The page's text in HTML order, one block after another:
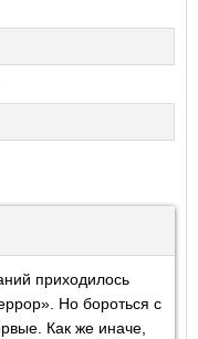
приходилось
Но бороться с
Как же иначе,